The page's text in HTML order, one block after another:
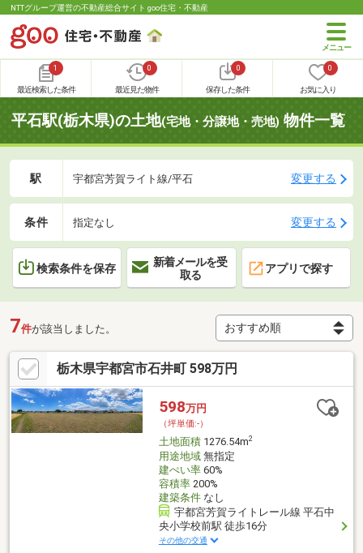
NTTグループ運営の不動産総合サイト goo住宅・不動産
1
最近検索した条件
0
最近見た物件
0
保存した条件
0
お気に入り
平石駅(栃木県)の土地(宅地・分譲地・売地) 物件一覧
駅 宇都宮芳賀ライト線/平石 変更する
条件 指定なし 変更する
検索条件を保存
新着メールを受
取る
アプリで探す
7件が該当しました。
栃木県宇都宮市石井町 598万円
598万円
（坪単価:-）
土地面積1276.54m2
用途地域無指定
建ぺい率60%
容積率200%
建築条件なし
宇都宮芳賀ライトレール線 平石中
央小学校前駅 徒歩16分
その他の交通